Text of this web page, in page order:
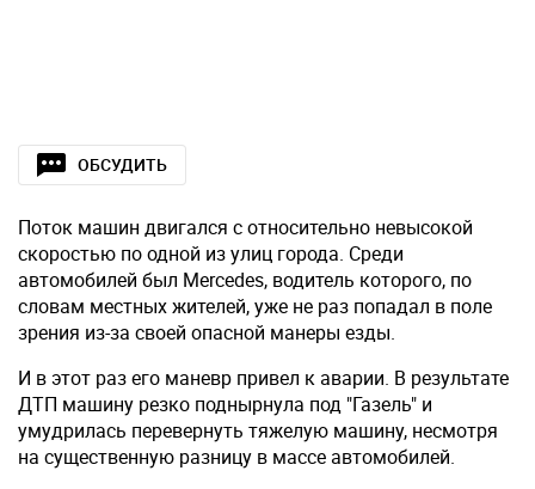
ОБСУДИТЬ
Поток машин двигался с относительно невысокой
скоростью по одной из улиц города. Среди
автомобилей был Mercedes, водитель которого, по
словам местных жителей, уже не раз попадал в поле
зрения из-за своей опасной манеры езды.
И в этот раз его маневр привел к аварии. В результате
ДТП машину резко поднырнула под "Газель" и
умудрилась перевернуть тяжелую машину, несмотря
на существенную разницу в массе автомобилей.